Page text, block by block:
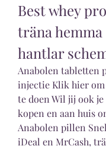
Best whey
träna hemma
hantlar
Anabolen tabletten
injectie Klik hier om
te doen Wil jij ook je
kopen en aan huis
Anabolen pillen
iDeal en MrCash,